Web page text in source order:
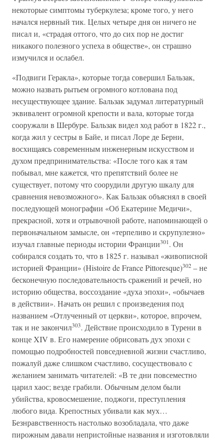
некоторые симптомы туберкулеза; кроме того, у него
начался нервный тик. Целых четыре дня он ничего не
писал и, «страдая оттого, что до сих пор не достиг
никакого полезного успеха в обществе», он страшно
измучился и ослабел.
«Подвиги Геракла», которые тогда совершил Бальзак,
можно назвать рытьем огромного котлована под
несуществующее здание. Бальзак задумал литературный
эквивалент огромной крепости и вала, которые тогда
сооружали в Шербуре. Бальзак видел ход работ в 1822 г.,
когда жил у сестры в Байе, и писал Лоре де Берни,
восхищаясь современным инженерным искусством и
духом предпринимательства: «После того как я там
побывал, мне кажется, что препятствий более не
существует, потому что соорудили другую шкалу для
сравнения невозможного». Как Бальзак объяснял в своей
последующей монографии «Об Екатерине Медичи»,
прекрасной, хотя и отрывочной работе, напоминающей о
первоначальном замысле, он «терпеливо и скрупулезно»
изучал главные периоды истории Франции301. Он
собирался создать то, что в 1825 г. называл «живописной
историей Франции» (Histoire de France Pittoresque)302 – не
бесконечную последовательность сражений и речей, но
историю общества, воссоздание «духа эпохи», «обычаев
в действии». Начать он решил с произведения под
названием «Отлученный от церкви», которое, впрочем,
так и не закончил303. Действие происходило в Турени в
конце XIV в. Его намерение обрисовать дух эпохи с
помощью подробностей повседневной жизни счастливо,
пожалуй даже слишком счастливо, сосуществовало с
желанием занимать читателей: «В те дни повсеместно
царил хаос; везде грабили. Обычным делом были
убийства, кровосмешение, поджоги, преступления
любого вида. Крепостных убивали как мух…
Безнравственность настолько возобладала, что даже
пирожным давали непристойные названия и изготовляли